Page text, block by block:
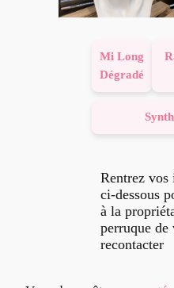
Mi Long
Dégradé
Rentrez
ci-dessous
à la
perruque de
recontacter